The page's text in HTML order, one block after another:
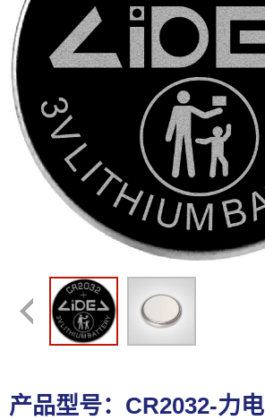
产品型号：CR2032-力电